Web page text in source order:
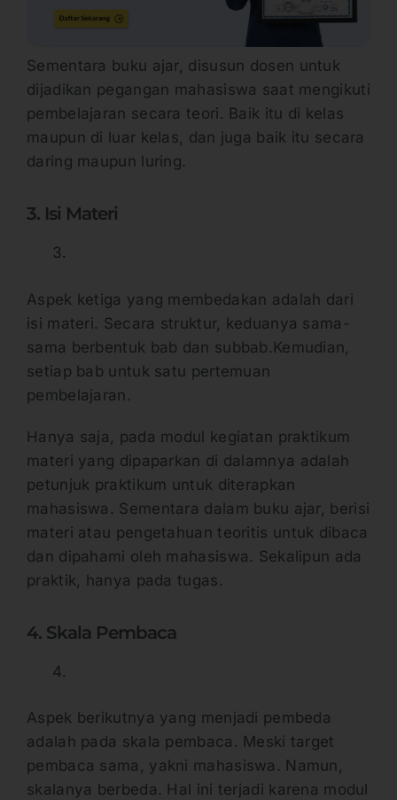
Sementara buku ajar, disusun dosen untuk
dijadikan pegangan mahasiswa saat mengikuti
pembelajaran secara teori. Baik itu di kelas
maupun di luar kelas, dan juga baik itu secara
daring maupun luring.
3. Isi Materi
Aspek ketiga yang membedakan adalah dari
isi materi. Secara struktur, keduanya sama-
sama berbentuk bab dan subbab.Kemudian,
setiap bab untuk satu pertemuan
pembelajaran.
Hanya saja, pada modul kegiatan praktikum
materi yang dipaparkan di dalamnya adalah
petunjuk praktikum untuk diterapkan
mahasiswa. Sementara dalam buku ajar, berisi
materi atau pengetahuan teoritis untuk dibaca
dan dipahami oleh mahasiswa. Sekalipun ada
praktik, hanya pada tugas.
4. Skala Pembaca
Aspek berikutnya yang menjadi pembeda
adalah pada skala pembaca. Meski target
pembaca sama, yakni mahasiswa. Namun,
skalanya berbeda. Hal ini terjadi karena modul